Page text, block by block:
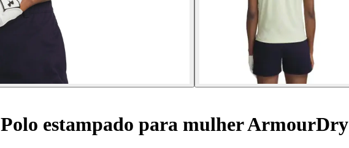
Polo estampado para mulher ArmourDry